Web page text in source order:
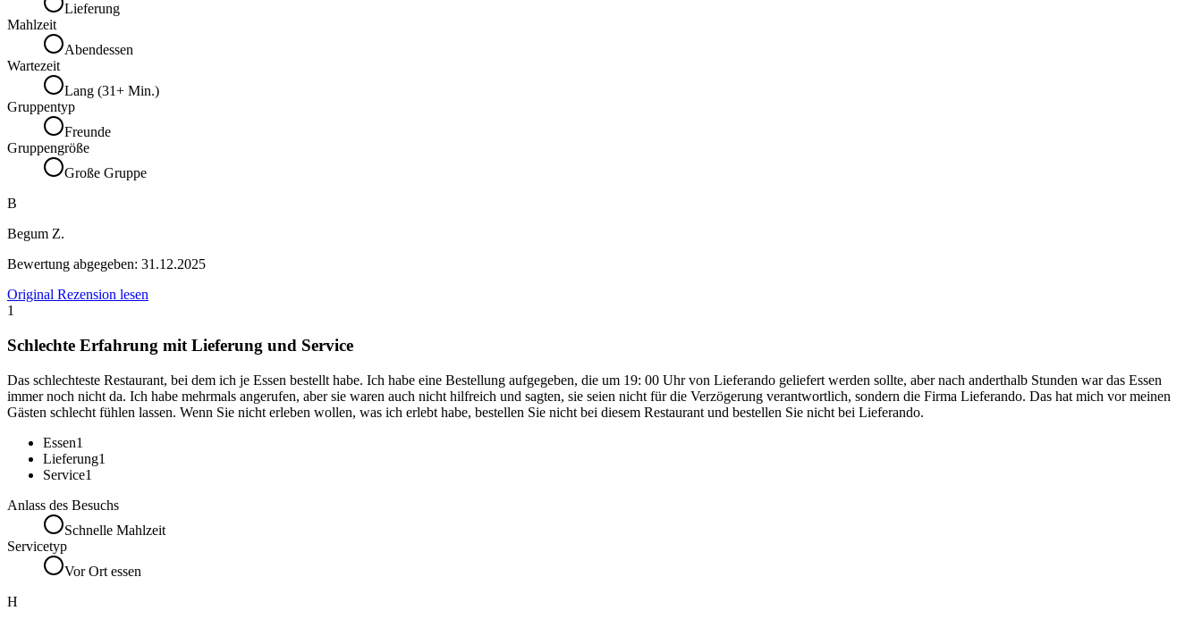
Lieferung
Mahlzeit
Abendessen
Wartezeit
Lang (31+ Min.)
Gruppentyp
Freunde
Gruppengröße
Große Gruppe
B
Begum Z.
Bewertung abgegeben: 31.12.2025
Original Rezension lesen
1
Schlechte Erfahrung mit Lieferung und Service
Das schlechteste Restaurant, bei dem ich je Essen bestellt habe. Ich habe eine Bestellung aufgegeben, die um 19: 00 Uhr von Lieferando geliefert werden sollte, aber nach anderthalb Stunden war das Essen
immer noch nicht da. Ich habe mehrmals angerufen, aber sie waren auch nicht hilfreich und sagten, sie seien nicht für die Verzögerung verantwortlich, sondern die Firma Lieferando. Das hat mich vor meinen
Gästen schlecht fühlen lassen. Wenn Sie nicht erleben wollen, was ich erlebt habe, bestellen Sie nicht bei diesem Restaurant und bestellen Sie nicht bei Lieferando.
Essen1
Lieferung1
Service1
Anlass des Besuchs
Schnelle Mahlzeit
Servicetyp
Vor Ort essen
H